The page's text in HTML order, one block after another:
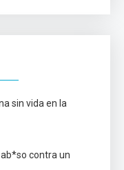
sin vida en la
contra un